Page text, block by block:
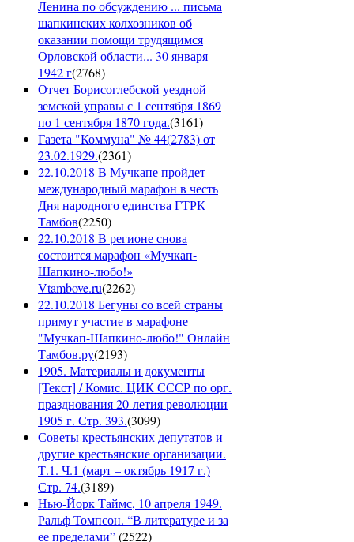
Ленина по обсуждению ... письма
шапкинских колхозников об
оказании помощи трудящимся
Орловской области... 30 января
1942 г(2768)
Отчет Борисоглебской уездной
земской управы с 1 сентября 1869
по 1 сентября 1870 года.(3161)
Газета "Коммуна" № 44(2783) от
23.02.1929.(2361)
22.10.2018 В Мучкапе пройдет
международный марафон в честь
Дня народного единства ГТРК
Тамбов(2250)
22.10.2018 В регионе снова
состоится марафон «Мучкап-
Шапкино-любо!»
Vtambove.ru(2262)
22.10.2018 Бегуны со всей страны
примут участие в марафоне
"Мучкап-Шапкино-любо!" Онлайн
Тамбов.ру(2193)
1905. Материалы и документы
[Текст] / Комис. ЦИК СССР по орг.
празднования 20-летия революции
1905 г. Стр. 393.(3099)
Советы крестьянских депутатов и
другие крестьянские организации.
Т.1. Ч.1 (март – октябрь 1917 г.)
Стр. 74.(3189)
Нью-Йорк Таймс, 10 апреля 1949.
Ральф Томпсон. “В литературе и за
ее пределами”(2522)